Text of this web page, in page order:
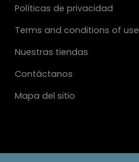
Políticas de privacidad
Terms and conditions of use
Nuestras tiendas
Contáctanos
Mapa del sitio